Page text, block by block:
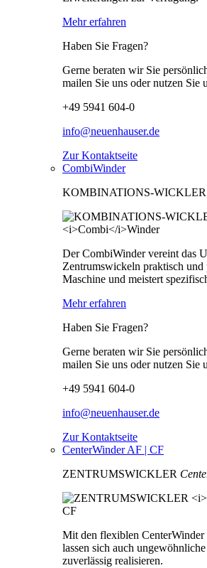
Mehr erfahren
Haben Sie Fragen?
Gerne beraten wir Sie
mailen Sie uns oder nutzen Sie
+49 5941 604-0
info@neuenhauser.de
Zur Kontaktseite
CombiWinder
KOMBINATIONS-WICKLER
Der CombiWinder vereint das
Zentrumswickeln praktisch und
Maschine und meistert
Mehr erfahren
Haben Sie Fragen?
Gerne beraten wir Sie
mailen Sie uns oder nutzen Sie
+49 5941 604-0
info@neuenhauser.de
Zur Kontaktseite
CenterWinder AF | CF
ZENTRUMSWICKLER
Mit den flexiblen
lassen sich auch
zuverlässig realisieren.